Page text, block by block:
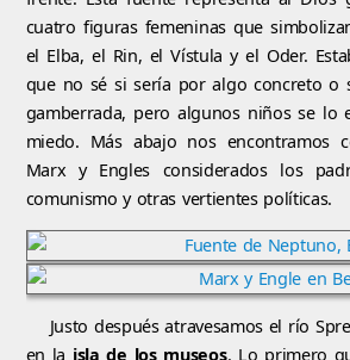
cuatro figuras femeninas que
el Elba, el Rin, el Vístula y el Oder.
que no sé si sería por algo concreto o
gamberrada, pero algunos niños se lo
miedo. Más abajo nos encontramos
Marx y Engles considerados los
comunismo y otras vertientes políticas.
Justo después atravesamos el río
en la isla de los museos. Lo primero